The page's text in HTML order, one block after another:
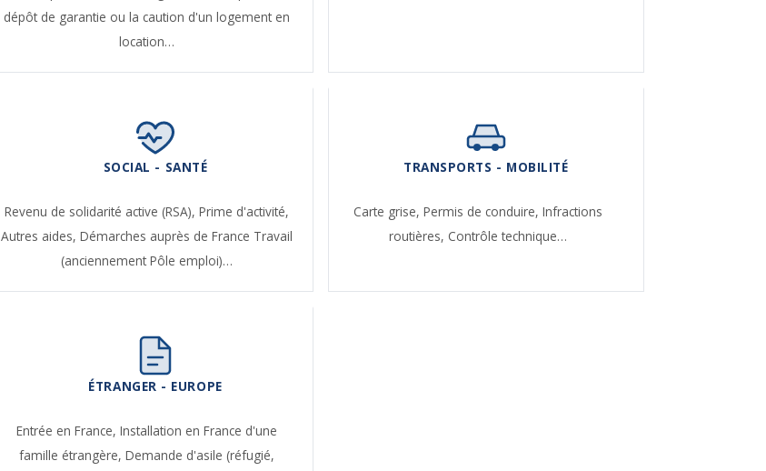
dépôt de garantie ou la caution d'un logement en
location…
SOCIAL - SANTÉ
Revenu de solidarité active (RSA),Prime d'activité,
Autres aides,Démarches auprès de France Travail
(anciennement Pôle emploi)…
TRANSPORTS - MOBILITÉ
Carte grise, Permis de conduire, Infractions
routières, Contrôle technique…
ÉTRANGER - EUROPE
Entrée en France,Installation en France d'une
famille étrangère,Demande d'asile (réfugié,